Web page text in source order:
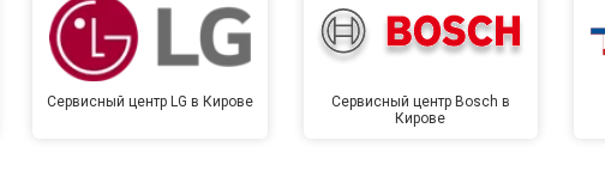
Сервисный центр LG в Кирове
Сервисный центр Bosch в
Кирове